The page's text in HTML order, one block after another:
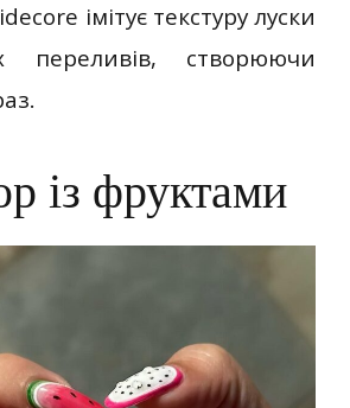
імітує текстуру луски
переливів, створюючи
із фруктами